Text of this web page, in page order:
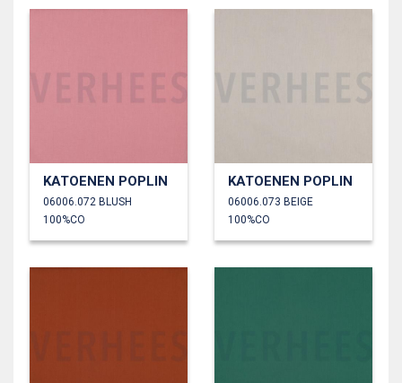
KATOENEN POPLIN
06006.072 BLUSH
100%CO
KATOENEN POPLIN
06006.073 BEIGE
100%CO